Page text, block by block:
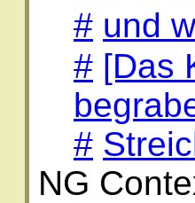
# und
# [Das
#
NG